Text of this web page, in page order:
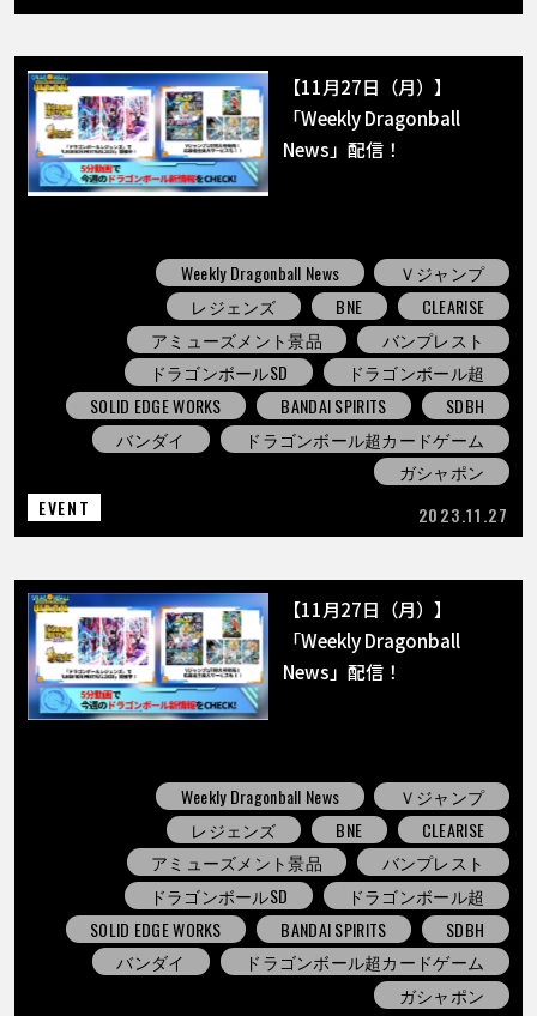
【11月27日（月）】
「Weekly Dragonball
News」配信！
Weekly Dragonball News
Ｖジャンプ
レジェンズ
BNE
CLEARISE
アミューズメント景品
バンプレスト
ドラゴンボールSD
ドラゴンボール超
SOLID EDGE WORKS
BANDAI SPIRITS
SDBH
バンダイ
ドラゴンボール超カードゲーム
ガシャポン
EVENT
2023.11.27
【11月27日（月）】
「Weekly Dragonball
News」配信！
Weekly Dragonball News
Ｖジャンプ
レジェンズ
BNE
CLEARISE
アミューズメント景品
バンプレスト
ドラゴンボールSD
ドラゴンボール超
SOLID EDGE WORKS
BANDAI SPIRITS
SDBH
バンダイ
ドラゴンボール超カードゲーム
ガシャポン